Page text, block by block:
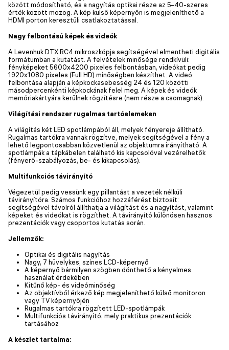
között módosítható, és a nagyítás optikai része az 5–40-szeres
érték között mozog. A kép külső képernyőn is megjeleníthető a
HDMI porton keresztüli csatlakoztatással.
Nagy felbontású képek és videók
A Levenhuk DTX RC4 mikroszkópja segítségével elmentheti digitális
formátumban a kutatást. A felvételek minősége rendkívüli:
fényképeket 5600x4200 pixeles felbontásban, videókat pedig
1920x1080 pixeles (Full HD) minőségben készíthet. A videó
felbontása alapján a képkockasebesség 24 és 120 közötti
másodpercenkénti képkockának felel meg. A képek és videók
memóriakártyára kerülnek rögzítésre (nem része a csomagnak).
Világítási rendszer rugalmas tartóelemeken
A világítás két LED spotlámpából áll, melyek fényereje állítható.
Rugalmas tartókra vannak rögzítve, melyek segítségével a fény a
lehető legpontosabban közvetlenül az objektumra irányítható. A
spotlámpák a tápkábelen található kis kapcsolóval vezérelhetők
(fényerő-szabályozás, be- és kikapcsolás).
Multifunkciós távirányító
Végezetül pedig vessünk egy pillantást a vezeték nélküli
távirányítóra. Számos funkcióhoz hozzáférést biztosít:
segítségével távolról állíthatja a világítást és a nagyítást, valamint
képeket és videókat is rögzíthet. A távirányító különösen hasznos
prezentációk vagy csoportos kutatás során.
Jellemzők:
Optikai és digitális nagyítás
Nagy, 7 hüvelykes, színes LCD-képernyő
A képernyő bármilyen szögben dönthető a kényelmes
használat érdekében
Kitűnő kép- és videóminőség
Az objektívből érkező kép megjeleníthető külső monitoron
vagy TV képernyőjén
Rugalmas tartókra rögzített LED-spotlámpák
Multifunkciós távirányító, mely praktikus prezentációk
tartásához
A készlet tartalma: